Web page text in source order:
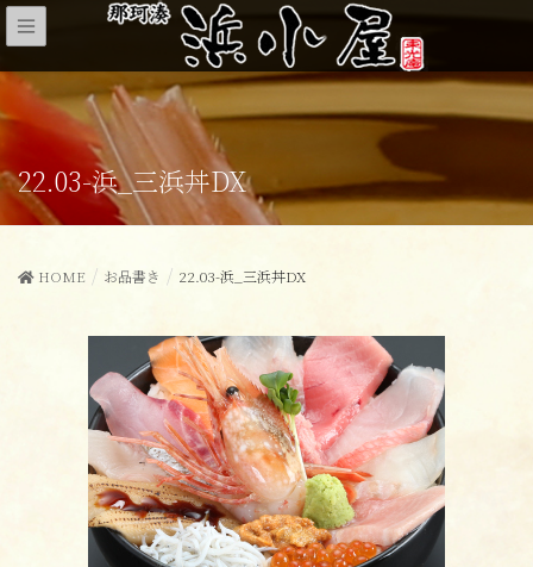
22.03-浜_三浜丼DX
HOME お品書き 22.03-浜_三浜丼DX